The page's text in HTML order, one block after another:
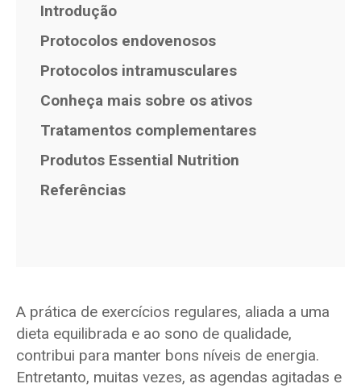
Introdução
Protocolos endovenosos
Protocolos intramusculares
Conheça mais sobre os ativos
Tratamentos complementares
Produtos Essential Nutrition
Referências
A prática de exercícios regulares, aliada a uma
dieta equilibrada e ao sono de qualidade,
contribui para manter bons níveis de energia.
Entretanto, muitas vezes, as agendas agitadas e